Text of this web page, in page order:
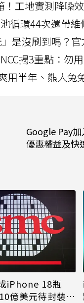
！工地實測降噪
循環44次還帶
是沒刷到嗎？
揭3重點：勿
用半年、熊大兔
Google Pay
優惠權益及快
iPhone 18瓶
億美元待封裝晶